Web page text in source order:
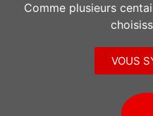
Comme plusieurs
VOUS